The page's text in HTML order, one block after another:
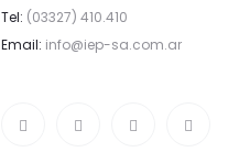
Tel: (03327) 410.410
Email: info@iep-sa.com.ar